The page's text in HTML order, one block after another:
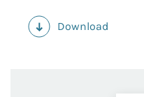
Download
(PDF)